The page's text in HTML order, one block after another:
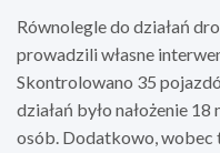
Równolegle do działań
prowadzili własne
Skontrolowano 35
działań było nałożenie
osób. Dodatkowo, wobec